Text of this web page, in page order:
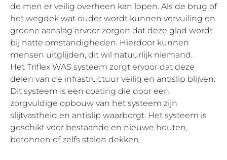
de men er veilig overheen kan lopen. Als de brug of
het wegdek wat ouder wordt kunnen vervuiling en
groene aanslag ervoor zorgen dat deze glad wordt
bij natte omstandigheden. Hierdoor kunnen
mensen uitglijden, dit wil natuurlijk niemand.
Het Triflex WAS systeem zorgt ervoor dat deze
delen van de infrastructuur veilig en antislip blijven.
Dit systeem is een coating die door een
zorgvuldige opbouw van het systeem zijn
slijtvastheid en antislip waarborgt. Het systeem is
geschikt voor bestaande en nieuwe houten,
betonnen of zelfs stalen dekken.